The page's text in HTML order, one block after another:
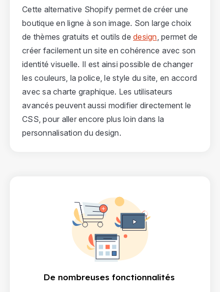
Cette alternative Shopify permet de créer une
boutique en ligne à son image. Son large choix
de thèmes gratuits et outils de design, permet de
créer facilement un site en cohérence avec son
identité visuelle. Il est ainsi possible de changer
les couleurs, la police, le style du site, en accord
avec sa charte graphique. Les utilisateurs
avancés peuvent aussi modifier directement le
CSS, pour aller encore plus loin dans la
personnalisation du design.
De nombreuses fonctionnalités